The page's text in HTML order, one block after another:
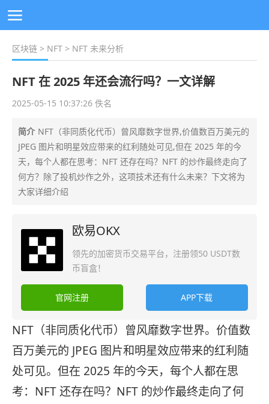
区块链 > NFT > NFT 未来分析
NFT 在 2025 年还会流行吗？一文详解
2025-05-15 10:37:26 佚名
简介 NFT（非同质化代币）曾风靡数字世界,价值数百万美元的
JPEG 图片和明星效应带来的红利随处可见,但在 2025 年的今
天，每个人都在思考：NFT 还存在吗？NFT 的炒作最终走向了
何方？除了投机炒作之外，这项技术还有什么未来？下文将为
大家详细介绍
欧易OKX
领先的加密货币交易平台，注册领50 USDT数
币盲盒！
官网注册 APP下载
NFT（非同质化代币）曾风靡数字世界。价值数
百万美元的 JPEG 图片和明星效应带来的红利随
处可见。但在 2025 年的今天，每个人都在思
考：NFT 还存在吗？NFT 的炒作最终走向了何